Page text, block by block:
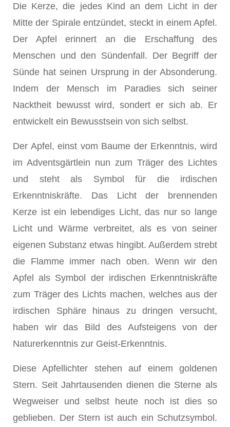
Die Kerze, die jedes Kind an dem Licht in der
Mitte der Spi­rale entzündet, steckt in einem Apfel.
Der Apfel erinnert an die Erschaffung des
Menschen und den Sündenfall. Der Be­griff der
Sünde hat seinen Ursprung in der Absonderung.
In­dem der Mensch im Paradies sich seiner
Nacktheit bewusst wird, sondert er sich ab. Er
entwickelt ein Bewusstsein von sich selbst.
Der Apfel, einst vom Baume der Erkenntnis, wird
im Ad­ventsgärtlein nun zum Träger des Lichtes
und steht als Symbol für die irdischen
Erkenntniskräfte. Das Licht der brennenden
Kerze ist ein lebendiges Licht, das nur so lange
Licht und Wärme verbreitet, als es von seiner
eigenen Sub­stanz etwas hingibt. Außerdem strebt
die Flamme immer nach oben. Wenn wir den
Apfel als Symbol der irdischen Er­kenntniskräfte
zum Träger des Lichts machen, welches aus der
irdischen Sphäre hinaus zu dringen versucht,
haben wir das Bild des Aufsteigens von der
Naturerkenntnis zur Geist-Erkenntnis.
Diese Apfellichter stehen auf einem goldenen
Stern. Seit Jahrtausenden dienen die Sterne als
Wegweiser und selbst heute noch ist dies so
geblieben. Der Stern ist auch ein Schutzsymbol.